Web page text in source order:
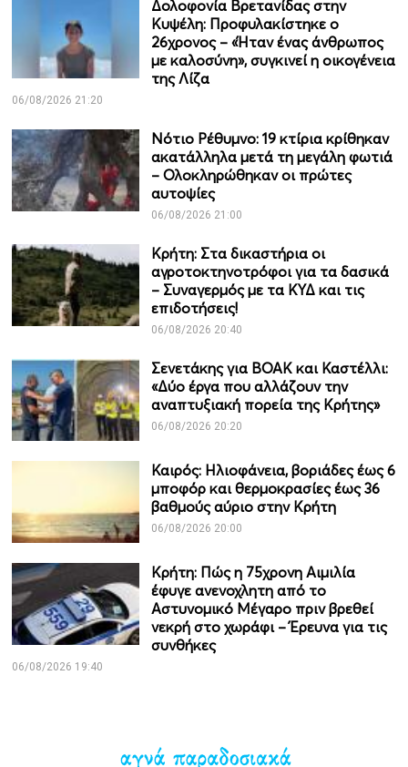
Δολοφονία Βρετανίδας στην
Κυψέλη: Προφυλακίστηκε ο
26χρονος – «Ήταν ένας άνθρωπος
με καλοσύνη», συγκινεί η οικογένεια
της Λίζα
06/08/2026 21:20
Νότιο Ρέθυμνο: 19 κτίρια κρίθηκαν
ακατάλληλα μετά τη μεγάλη φωτιά
– Ολοκληρώθηκαν οι πρώτες
αυτοψίες
06/08/2026 21:00
Κρήτη: Στα δικαστήρια οι
αγροτοκτηνοτρόφοι για τα δασικά
– Συναγερμός με τα ΚΥΔ και τις
επιδοτήσεις!
06/08/2026 20:40
Σενετάκης για ΒΟΑΚ και Καστέλλι:
«Δύο έργα που αλλάζουν την
αναπτυξιακή πορεία της Κρήτης»
06/08/2026 20:20
Καιρός: Ηλιοφάνεια, βοριάδες έως 6
μποφόρ και θερμοκρασίες έως 36
βαθμούς αύριο στην Κρήτη
06/08/2026 20:00
Κρήτη: Πώς η 75χρονη Αιμιλία
έφυγε ανενοχλητη από το
Αστυνομικό Μέγαρο πριν βρεθεί
νεκρή στο χωράφι – Έρευνα για τις
συνθήκες
06/08/2026 19:40